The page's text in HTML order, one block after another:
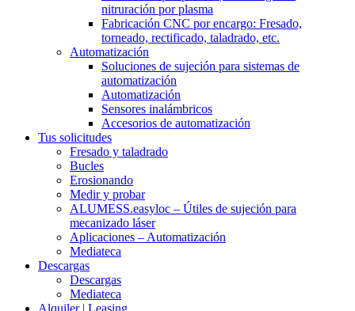
nitruración por plasma
Fabricación CNC por encargo: Fresado,
torneado, rectificado, taladrado, etc.
Automatización
Soluciones de sujeción para sistemas de
automatización
Automatización
Sensores inalámbricos
Accesorios de automatización
Tus solicitudes
Fresado y taladrado
Bucles
Erosionando
Medir y probar
ALUMESS.easyloc – Útiles de sujeción para
mecanizado láser
Aplicaciones – Automatización
Mediateca
Descargas
Descargas
Mediateca
Alquiler | Leasing